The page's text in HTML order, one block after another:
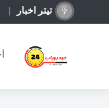
تیتر اخبار